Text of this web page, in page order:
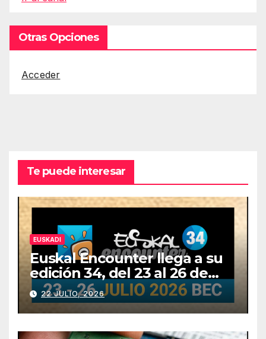
Otras Opciones
Acceder
Te puede interesar
EUSKADI
Euskal Encounter llega a su
edición 34, del 23 al 26 de
julio
22 JULIO, 2026